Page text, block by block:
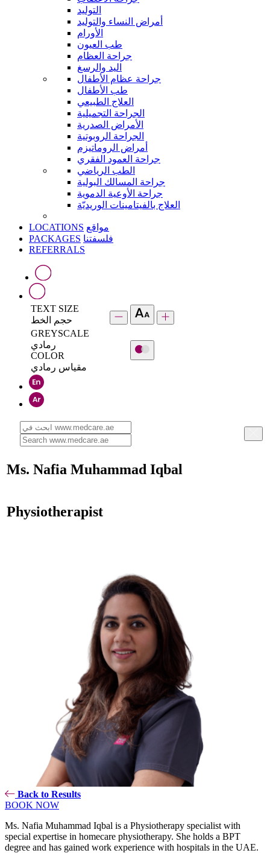
التوليد
أمراض النساء والتوليد
الأورام
طب العيون
جراحة العظام
اليد والرسغ
جراحة عظام الأطفال
طب الأطفال
العلاج الطبيعي
الجراحة التجميلية
الأمراض الصدرية
الجراحة الروبوتية
أمراض الروماتيزم
جراحة العمود الفقري
الطب الرياضي
جراحة المسالك البولية
جراحة الأوعية الدموية
العلاج بالفيتامينات الوريديّة
LOCATIONS مواقع
PACKAGES فلسفتنا
REFERRALS
TEXT SIZE
حجم الخط
GREYSCALE
رمادي
COLOR
مقياس رمادي
Ms. Nafia Muhammad Iqbal
Physiotherapist
Back to Results
BOOK NOW
Ms. Nafia Muhammad Iqbal is a Physiotherapy specialist with
special expertise in homecare physiotherapy. She holds a BPT
degree and has gained work experience with hospitals in the UAE.